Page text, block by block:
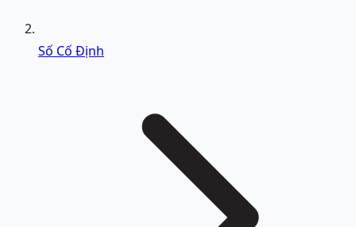
Số Cố Định